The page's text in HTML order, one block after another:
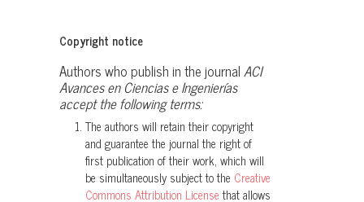
del Parque Nacional Sangay.
Avances en Ciencias e Ingenierías,
10(1).
10.18272/aci.v10i1.841
Copyright notice
Authors who publish in the journalACI
Avances en Ciencias e Ingenierías
accept the following terms:
The authors will retain their copyright
and guarantee the journal the right of
first publication of their work, which will
be simultaneously subject to the Creative
Commons Attribution Licensethat allows